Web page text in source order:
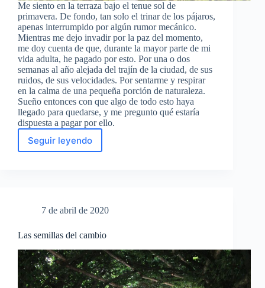
Me siento en la terraza bajo el tenue sol de
primavera. De fondo, tan solo el trinar de los pájaros,
apenas interrumpido por algún rumor mecánico.
Mientras me dejo invadir por la paz del momento,
me doy cuenta de que, durante la mayor parte de mi
vida adulta, he pagado por esto. Por una o dos
semanas al año alejada del trajín de la ciudad, de sus
ruidos, de sus velocidades. Por sentarme y respirar
en la calma de una pequeña porción de naturaleza.
Sueño entonces con que algo de todo esto haya
llegado para quedarse, y me pregunto qué estaría
dispuesta a pagar por ello.
Seguir leyendo
Pagar
7 de abril de 2020
Las semillas del cambio